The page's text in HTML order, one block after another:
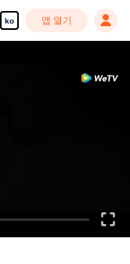
ko 앱 열기